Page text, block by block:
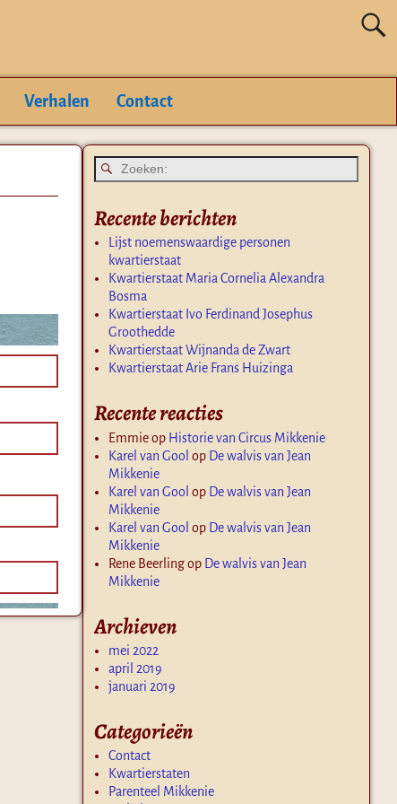
Verhalen Contact
Recente berichten
Lijst noemenswaardige personen
kwartierstaat
Kwartierstaat Maria Cornelia Alexandra
Bosma
Kwartierstaat Ivo Ferdinand Josephus
Groothedde
Kwartierstaat Wijnanda de Zwart
Kwartierstaat Arie Frans Huizinga
Recente reacties
Emmieop Historie van Circus Mikkenie
Karel van Gool op De walvis van Jean
Mikkenie
Karel van Gool op De walvis van Jean
Mikkenie
Karel van Gool op De walvis van Jean
Mikkenie
Rene Beerlingop De walvis van Jean
Mikkenie
Archieven
mei 2022
april 2019
januari 2019
Categorieën
Contact
Kwartierstaten
Parenteel Mikkenie